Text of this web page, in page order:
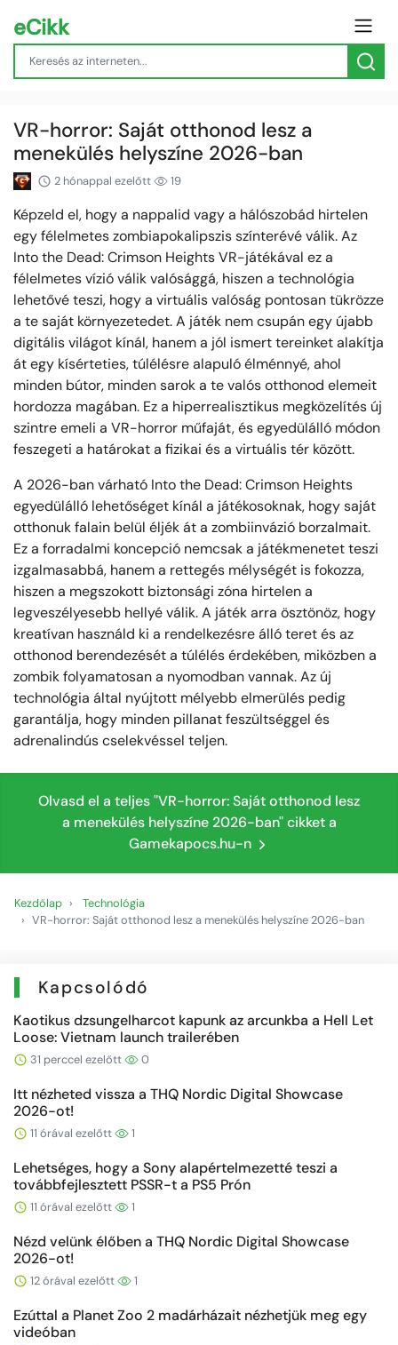
eCikk
VR-horror: Saját otthonod lesz a
menekülés helyszíne 2026-ban
2 hónappal ezelőtt 19
Képzeld el, hogy a nappalid vagy a hálószobád hirtelen
egy félelmetes zombiapokalipszis színterévé válik. Az
Into the Dead: Crimson Heights VR-játékával ez a
félelmetes vízió válik valósággá, hiszen a technológia
lehetővé teszi, hogy a virtuális valóság pontosan tükrözze
a te saját környezetedet. A játék nem csupán egy újabb
digitális világot kínál, hanem a jól ismert tereinket alakítja
át egy kísérteties, túlélésre alapuló élménnyé, ahol
minden bútor, minden sarok a te valós otthonod elemeit
hordozza magában. Ez a hiperrealisztikus megközelítés új
szintre emeli a VR-horror műfaját, és egyedülálló módon
feszegeti a határokat a fizikai és a virtuális tér között.
A 2026-ban várható Into the Dead: Crimson Heights
egyedülálló lehetőséget kínál a játékosoknak, hogy saját
otthonuk falain belül éljék át a zombiinvázió borzalmait.
Ez a forradalmi koncepció nemcsak a játékmenetet teszi
izgalmasabbá, hanem a rettegés mélységét is fokozza,
hiszen a megszokott biztonsági zóna hirtelen a
legveszélyesebb hellyé válik. A játék arra ösztönöz, hogy
kreatívan használd ki a rendelkezésre álló teret és az
otthonod berendezését a túlélés érdekében, miközben a
zombik folyamatosan a nyomodban vannak. Az új
technológia által nyújtott mélyebb elmerülés pedig
garantálja, hogy minden pillanat feszültséggel és
adrenalindús cselekvéssel teljen.
Olvasd el a teljes "VR-horror: Saját otthonod lesz
a menekülés helyszíne 2026-ban" cikket a
Gamekapocs.hu-n
Kezdőlap
Technológia
VR-horror: Saját otthonod lesz a menekülés helyszíne 2026-ban
Kapcsolódó
Kaotikus dzsungelharcot kapunk az arcunkba a Hell Let
Loose: Vietnam launch trailerében
31 perccel ezelőtt 0
Itt nézheted vissza a THQ Nordic Digital Showcase
2026-ot!
11 órával ezelőtt 1
Lehetséges, hogy a Sony alapértelmezetté teszi a
továbbfejlesztett PSSR-t a PS5 Prón
11 órával ezelőtt 1
Nézd velünk élőben a THQ Nordic Digital Showcase
2026-ot!
12 órával ezelőtt 1
Ezúttal a Planet Zoo 2 madárházait nézhetjük meg egy
videóban